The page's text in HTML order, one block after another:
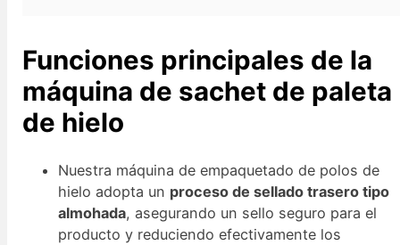
Funciones principales de la
máquina de sachet de paleta
de hielo
Nuestra máquina de empaquetado de polos de
hielo adopta un proceso de sellado trasero tipo
almohada, asegurando un sello seguro para el
producto y reduciendo efectivamente los